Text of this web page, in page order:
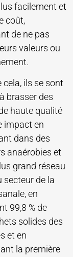
facilement et
coût,
de ne pas
valeurs ou
cela, ils se sont
brasser des
haute qualité
impact en
dans des
anaérobies et
grand réseau
secteur de la
en
99,8 % de
solides des
et en
la première